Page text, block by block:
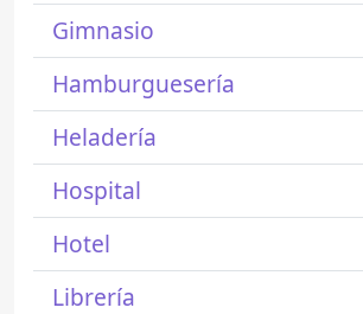
Gimnasio
Hamburguesería
Heladería
Hospital
Hotel
Librería